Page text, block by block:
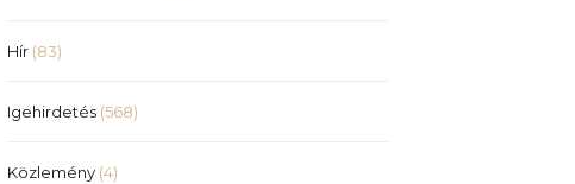
Hír (83)
Igehirdetés (568)
Közlemény (4)